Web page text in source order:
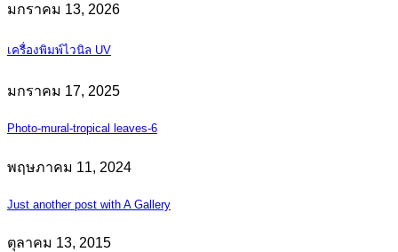
มกราคม 13, 2026
เครื่องพิมพ์ไวนิล UV
มกราคม 17, 2025
Photo-mural-tropical leaves-6
พฤษภาคม 11, 2024
Just another post with A Gallery
ตุลาคม 13, 2015